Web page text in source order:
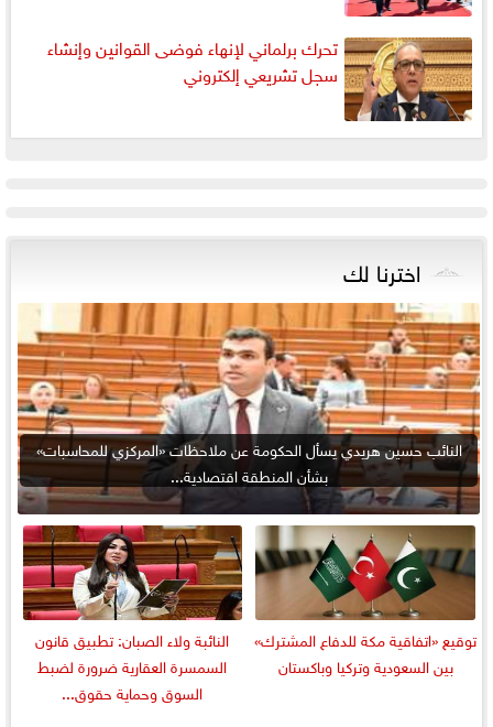
تحرك برلماني لإنهاء فوضى القوانين وإنشاء
سجل تشريعي إلكتروني
اخترنا لك
النائب حسين هريدي يسأل الحكومة عن ملاحظات «المركزي للمحاسبات»
بشأن المنطقة اقتصادية...
توقيع «اتفاقية مكة للدفاع المشترك»
بين السعودية وتركيا وباكستان
النائبة ولاء الصبان: تطبيق قانون
السمسرة العقارية ضرورة لضبط
السوق وحماية حقوق...